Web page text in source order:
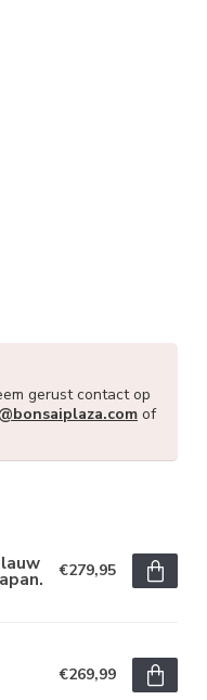
gerust contact op
of
€279,95
€269,99